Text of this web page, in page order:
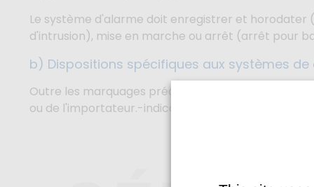
Le système d'alarme doit enregistrer et horodater
d'intrusion), mise en marche ou arrêt (arrêt pour
b) Dispositions spécifiques aux systèmes
Outre les marquages précisés dans la norme, les
ou de l'importateur.-indication permettant